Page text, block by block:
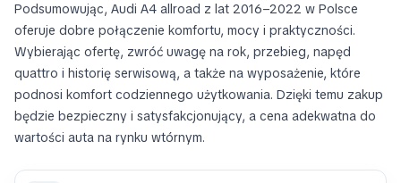
Podsumowując, Audi A4 allroad z lat 2016–2022 w Polsce
oferuje dobre połączenie komfortu, mocy i praktyczności.
Wybierając ofertę, zwróć uwagę na rok, przebieg, napęd
quattro i historię serwisową, a także na wyposażenie, które
podnosi komfort codziennego użytkowania. Dzięki temu zakup
będzie bezpieczny i satysfakcjonujący, a cena adekwatna do
wartości auta na rynku wtórnym.